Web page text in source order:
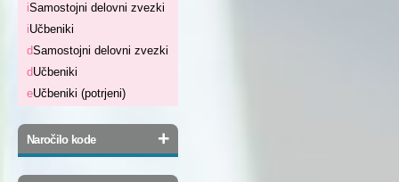
iSamostojni delovni zvezki
iUčbeniki
dSamostojni delovni zvezki
dUčbeniki
eUčbeniki (potrjeni)
Naročilo kode +